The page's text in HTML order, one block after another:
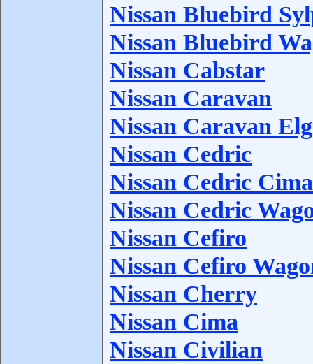
Nissan Bluebird
Nissan Bluebird
Nissan Cabstar
Nissan Caravan
Nissan Caravan
Nissan Cedric
Nissan Cedric Cima
Nissan Cedric
Nissan Cefiro
Nissan Cefiro
Nissan Cherry
Nissan Cima
Nissan Civilian